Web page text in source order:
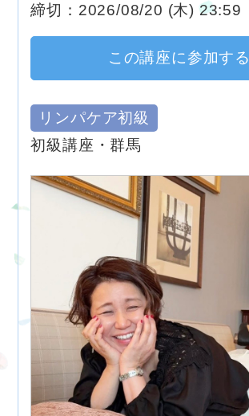
締切：2026/08/20 (木) 23:59
この講座に参加する
リンパケア初級
初級講座・群馬